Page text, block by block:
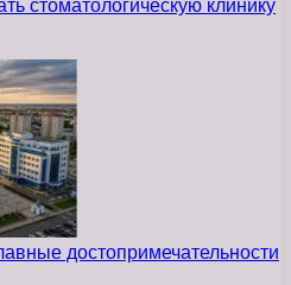
стоматологическую клинику
достопримечательности